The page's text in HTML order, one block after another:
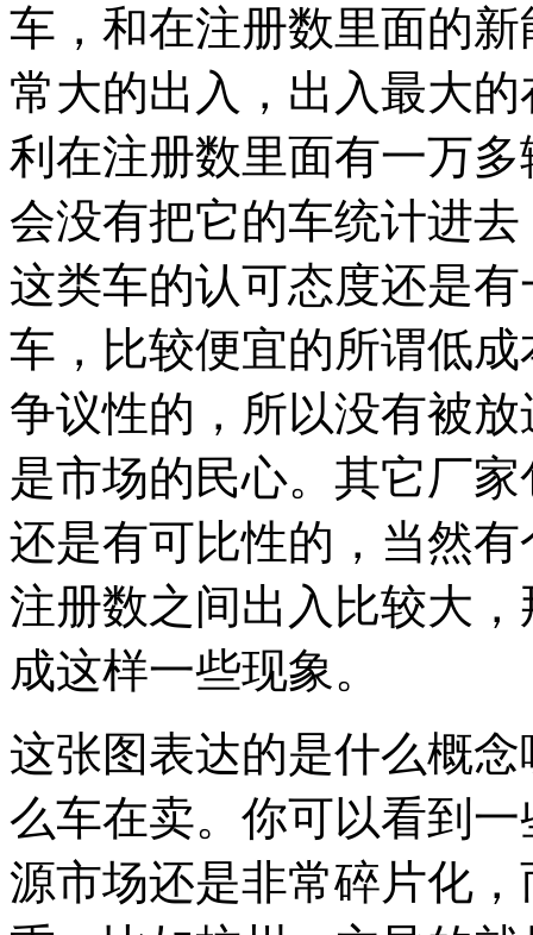
车，和在注册数里面的
常大的出入，出入最大
利在注册数里面有一万
会没有把它的车统计进
这类车的认可态度还是
车，比较便宜的所谓低
争议性的，所以没有被
是市场的民心。其它厂
还是有可比性的，当然
注册数之间出入比较大
成这样一些现象。
这张图表达的是什么概
么车在卖。你可以看到
源市场还是非常碎片化